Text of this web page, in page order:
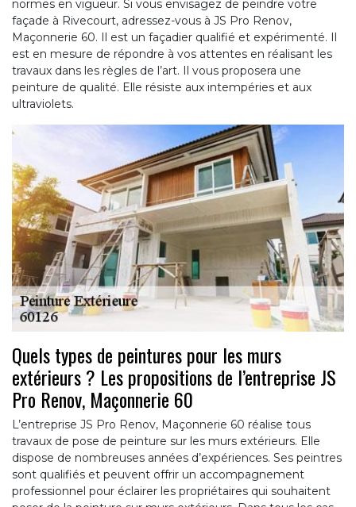
normes en vigueur. Si vous envisagez de peindre votre
façade à Rivecourt, adressez-vous à JS Pro Renov,
Maçonnerie 60. Il est un façadier qualifié et expérimenté. Il
est en mesure de répondre à vos attentes en réalisant les
travaux dans les règles de l’art. Il vous proposera une
peinture de qualité. Elle résiste aux intempéries et aux
ultraviolets.
Quels types de peintures pour les murs
extérieurs ? Les propositions de l’entreprise JS
Pro Renov, Maçonnerie 60
L’entreprise JS Pro Renov, Maçonnerie 60 réalise tous
travaux de pose de peinture sur les murs extérieurs. Elle
dispose de nombreuses années d’expériences. Ses peintres
sont qualifiés et peuvent offrir un accompagnement
professionnel pour éclairer les propriétaires qui souhaitent